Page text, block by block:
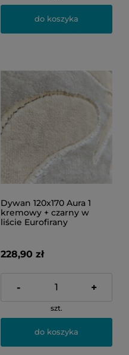
do koszyka
Dywan 120x170 Aura 1
kremowy + czarny w
liście Eurofirany
228,90 zł
- +
szt.
do koszyka